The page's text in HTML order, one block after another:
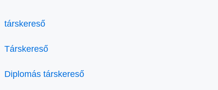
társkereső
Társkereső
Diplomás társkereső